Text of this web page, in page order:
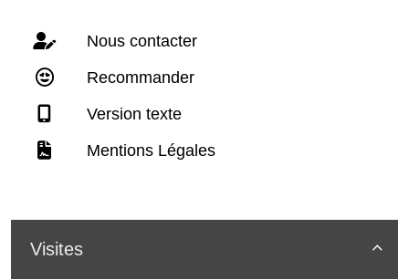
Nous contacter
Recommander
Version texte
Mentions Légales

Visites